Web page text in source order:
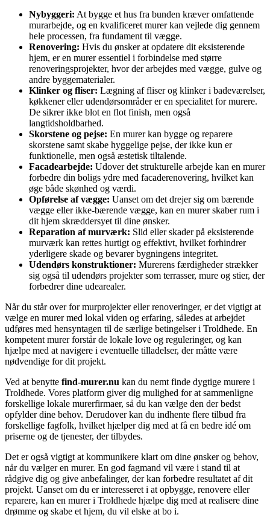
Nybyggeri: At bygge et hus fra bunden kræver omfattende
murarbejde, og en kvalificeret murer kan vejlede dig gennem
hele processen, fra fundament til vægge.
Renovering: Hvis du ønsker at opdatere dit eksisterende
hjem, er en murer essentiel i forbindelse med større
renoveringsprojekter, hvor der arbejdes med vægge, gulve og
andre byggematerialer.
Klinker og fliser: Lægning af fliser og klinker i badeværelser,
køkkener eller udendørsområder er en specialitet for murere.
De sikrer ikke blot en flot finish, men også
langtidsholdbarhed.
Skorstene og pejse: En murer kan bygge og reparere
skorstene samt skabe hyggelige pejse, der ikke kun er
funktionelle, men også æstetisk tiltalende.
Facadearbejde: Udover det strukturelle arbejde kan en murer
forbedre din boligs ydre med facaderenovering, hvilket kan
øge både skønhed og værdi.
Opførelse af vægge: Uanset om det drejer sig om bærende
vægge eller ikke-bærende vægge, kan en murer skaber rum i
dit hjem skræddersyet til dine ønsker.
Reparation af murværk: Slid eller skader på eksisterende
murværk kan rettes hurtigt og effektivt, hvilket forhindrer
yderligere skade og bevarer bygningens integritet.
Udendørs konstruktioner: Murerens færdigheder strækker
sig også til udendørs projekter som terrasser, mure og stier, der
forbedrer dine udearealer.
Når du står over for murprojekter eller renoveringer, er det vigtigt at
vælge en murer med lokal viden og erfaring, således at arbejdet
udføres med hensyntagen til de særlige betingelser i Troldhede. En
kompetent murer forstår de lokale love og reguleringer, og kan
hjælpe med at navigere i eventuelle tilladelser, der måtte være
nødvendige for dit projekt.
Ved at benytte find-murer.nu kan du nemt finde dygtige murere i
Troldhede. Vores platform giver dig mulighed for at sammenligne
forskellige lokale murerfirmaer, så du kan vælge den der bedst
opfylder dine behov. Derudover kan du indhente flere tilbud fra
forskellige fagfolk, hvilket hjælper dig med at få en bedre idé om
priserne og de tjenester, der tilbydes.
Det er også vigtigt at kommunikere klart om dine ønsker og behov,
når du vælger en murer. En god fagmand vil være i stand til at
rådgive dig og give anbefalinger, der kan forbedre resultatet af dit
projekt. Uanset om du er interesseret i at opbygge, renovere eller
reparere, kan en murer i Troldhede hjælpe dig med at realisere dine
drømme og skabe et hjem, du vil elske at bo i.